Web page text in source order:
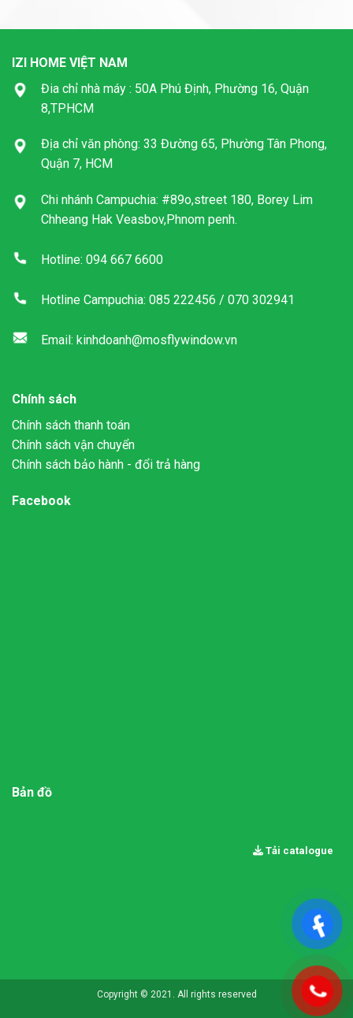
Tải catalogue
IZI HOME VIỆT NAM
Đia chỉ nhà máy : 50A Phú Định, Phường 16, Quận
8,TPHCM
Địa chỉ văn phòng: 33 Đường 65, Phường Tân Phong,
Quận 7, HCM
Chi nhánh Campuchia: #89o,street 180, Borey Lim
Chheang Hak Veasbov,Phnom penh.
Hotline: 094 667 6600
Hotline Campuchia: 085 222456 / 070 302941
Email: kinhdoanh@mosflywindow.vn
Chính sách
Chính sách thanh toán
Chính sách vận chuyển
Chính sách bảo hành - đổi trả hàng
Facebook
Bản đồ
Copyright © 2021. All rights reserved